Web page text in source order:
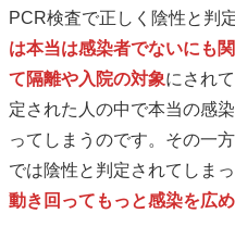
PCR検査で正しく陰性と判
は本当は感染者でないにも
て隔離や入院の対象にされ
定された人の中で本当の感
ってしまうのです。その一
では陰性と判定されてしま
動き回ってもっと感染を広